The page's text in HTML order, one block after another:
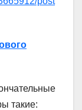
такие: